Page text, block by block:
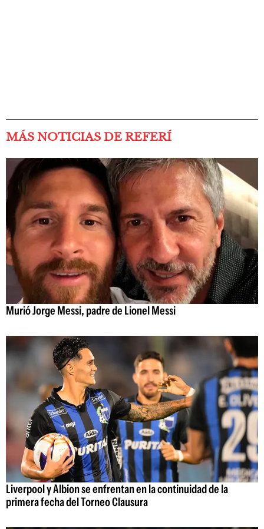
MÁS NOTICIAS DE REFERÍ
Murió Jorge Messi, padre de Lionel Messi
Liverpool y Albion se enfrentan en la continuidad de la
primera fecha del Torneo Clausura